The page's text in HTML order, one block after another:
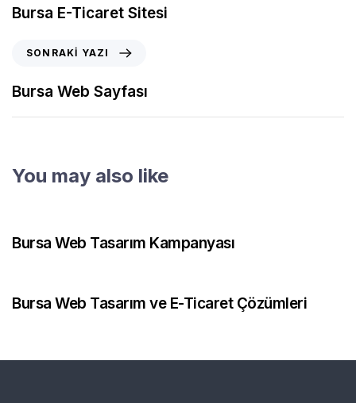
Bursa E-Ticaret Sitesi
SONRAKI YAZI
Bursa Web Sayfası
You may also like
Bursa Web Tasarım Kampanyası
Bursa Web Tasarım ve E-Ticaret Çözümleri